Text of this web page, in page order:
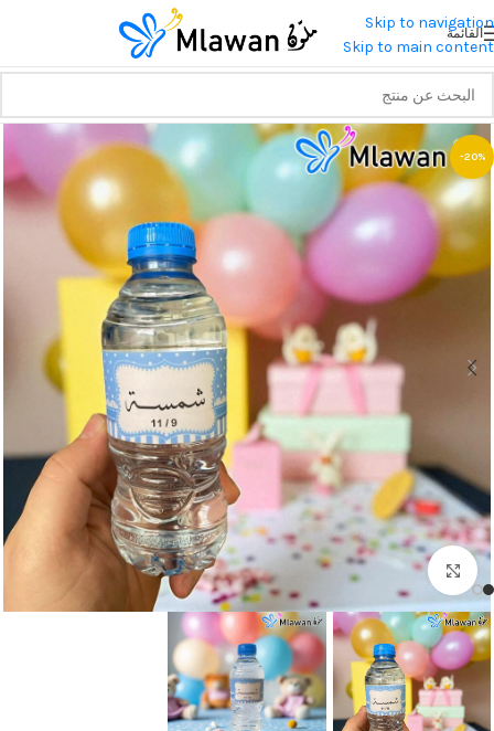
Skip to navigation
Skip to main content
القائمة
-20%
Click to enlarge